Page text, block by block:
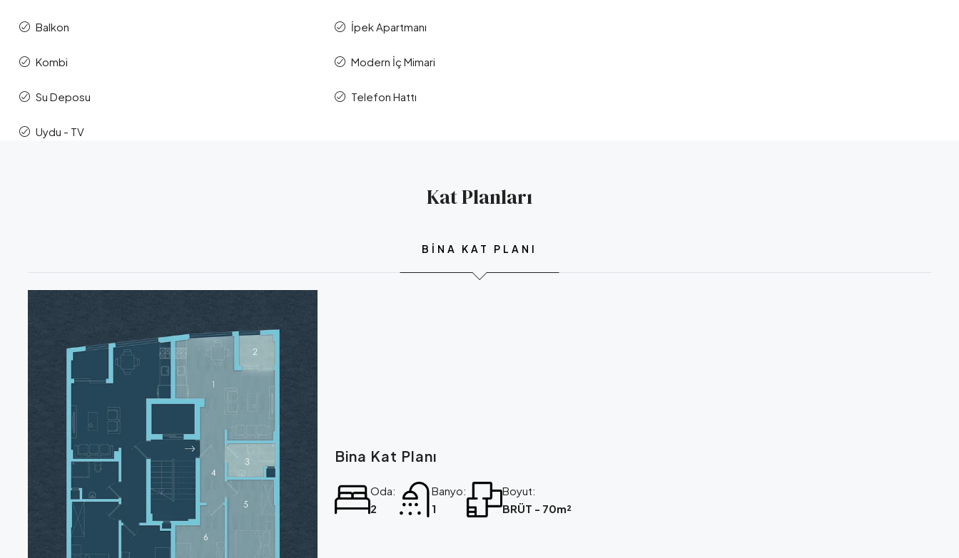
Balkon İpek Apartmanı
Kombi Modern İç Mimari
Su Deposu Telefon Hattı
Uydu - TV
Kat Planları
BINA KAT PLANI
Bina Kat Planı
Oda:
2
Banyo:
1
Boyut:
BRÜT - 70m²